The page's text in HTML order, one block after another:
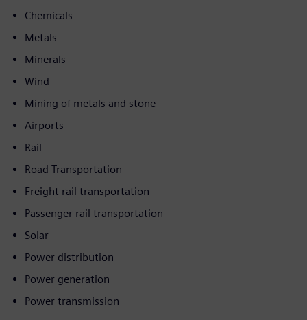
Chemicals
Metals
Minerals
Wind
Mining of metals and stone
Airports
Rail
Road Transportation
Freight rail transportation
Passenger rail transportation
Solar
Power distribution
Power generation
Power transmission